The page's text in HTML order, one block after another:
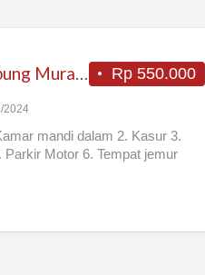
Rp 550.000
2024
mandi dalam 2. Kasur 3.
Motor 6. Tempat jemur